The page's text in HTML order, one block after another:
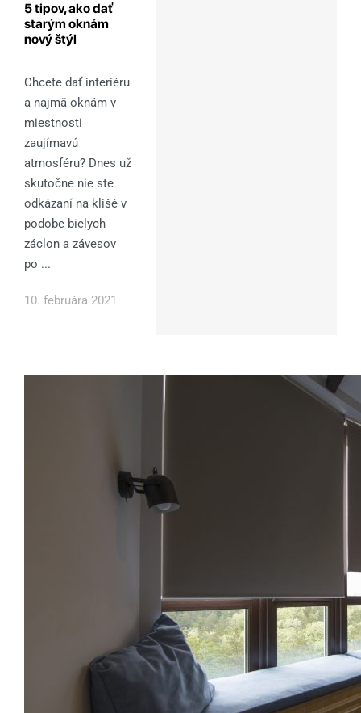
5 tipov, ako dať
starým oknám
nový štýl
Chcete dať interiéru
a najmä oknám v
miestnosti
zaujímavú
atmosféru? Dnes už
skutočne nie ste
odkázaní na klišé v
podobe bielych
záclon a závesov
po ...
10. februára 2021